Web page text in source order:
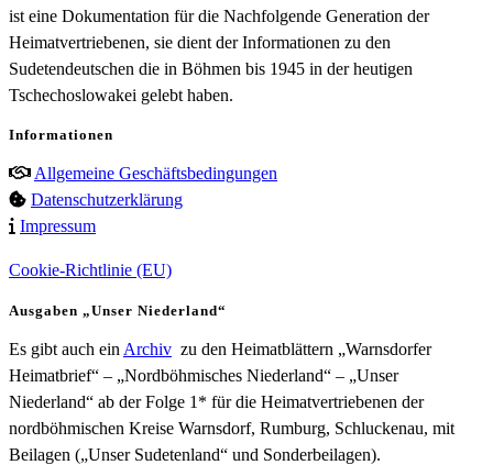
ist eine Dokumentation für die Nachfolgende Generation der
Heimatvertriebenen, sie dient der Informationen zu den
Sudetendeutschen die in Böhmen bis 1945 in der heutigen
Tschechoslowakei gelebt haben.
Informationen
Allgemeine Geschäftsbedingungen
Datenschutzerklärung
Impressum
Cookie-Richtlinie (EU)
Ausgaben „Unser Niederland“
Es gibt auch ein Archiv zu den Heimatblättern „Warnsdorfer
Heimatbrief“ – „Nordböhmisches Niederland“ – „Unser
Niederland“ ab der Folge 1* für die Heimatvertriebenen der
nordböhmischen Kreise Warnsdorf, Rumburg, Schluckenau, mit
Beilagen („Unser Sudetenland“ und Sonderbeilagen).